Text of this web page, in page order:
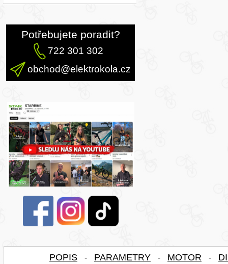
Potřebujete poradit?
722 301 302
obchod@elektrokola.cz
POPIS - PARAMETRY - MOTOR -